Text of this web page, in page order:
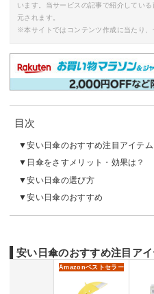
います。当サービスの記事で紹介してい
元されます。
※本サイトではコンテンツ作成に当たり、
目次
安い日傘のおすすめ注目アイテム
日傘をさすメリット・効果は？
安い日傘の選び方
安い日傘のおすすめ
安い日傘のおすすめ注目アイ
Amazonベストセラー